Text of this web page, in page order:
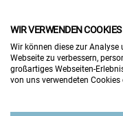
WIR VERWENDEN COOKIES
Wir können diese zur Analyse
Webseite zu verbessern,
großartiges Webseiten-
von uns verwendeten